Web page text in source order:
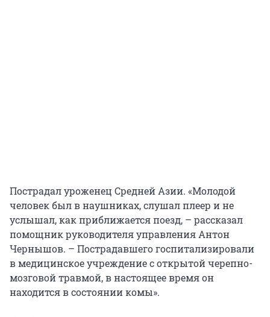
Пострадал уроженец Средней Азии. «Молодой
человек был в наушниках, слушал плеер и не
услышал, как приближается поезд, – рассказал
помощник руководителя управления Антон
Чернышов. – Пострадавшего госпитализировали
в медицинское учреждение с открытой черепно-
мозговой травмой, в настоящее время он
находится в состоянии комы».